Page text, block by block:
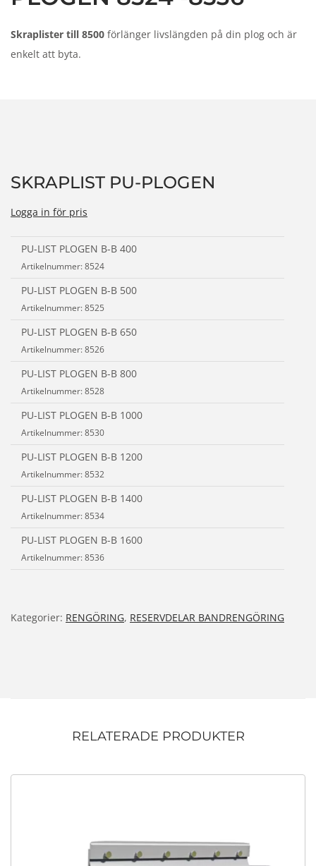
Skraplister till 8500 förlänger livslängden på din plog och är
enkelt att byta.
SKRAPLIST PU-PLOGEN
Logga in för pris
PU-LIST PLOGEN B-B 400
Artikelnummer: 8524
PU-LIST PLOGEN B-B 500
Artikelnummer: 8525
PU-LIST PLOGEN B-B 650
Artikelnummer: 8526
PU-LIST PLOGEN B-B 800
Artikelnummer: 8528
PU-LIST PLOGEN B-B 1000
Artikelnummer: 8530
PU-LIST PLOGEN B-B 1200
Artikelnummer: 8532
PU-LIST PLOGEN B-B 1400
Artikelnummer: 8534
PU-LIST PLOGEN B-B 1600
Artikelnummer: 8536
Kategorier: RENGÖRING, RESERVDELAR BANDRENGÖRING
RELATERADE PRODUKTER